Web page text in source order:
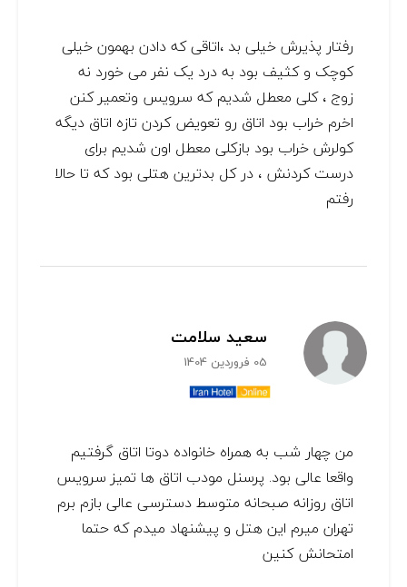
رفتار پذیرش خیلی بد ،اتاقی که دادن بهمون خیلی
کوچک و کثیف بود به درد یک نفر می خورد نه
زوج ، کلی معطل شدیم که سرویس وتعمیر کنن
اخرم خراب بود اتاق رو تعویض کردن تازه اتاق دیگه
کولرش خراب بود بازکلی معطل اون شدیم برای
درست کردنش ، در کل بدترین هتلی بود که تا حالا
رفتم
سعید سلامت
05 فروردین 1404
من چهار شب به همراه خانواده دوتا اتاق گرفتیم
واقعا عالی بود. پرسنل مودب اتاق ها تمیز سرویس
اتاق روزانه صبحانه متوسط دسترسی عالی بازم برم
تهران میرم این هتل و پیشنهاد میدم که حتما
امتحانش کنین